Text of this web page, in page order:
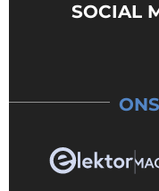
SOCIAL
ONS